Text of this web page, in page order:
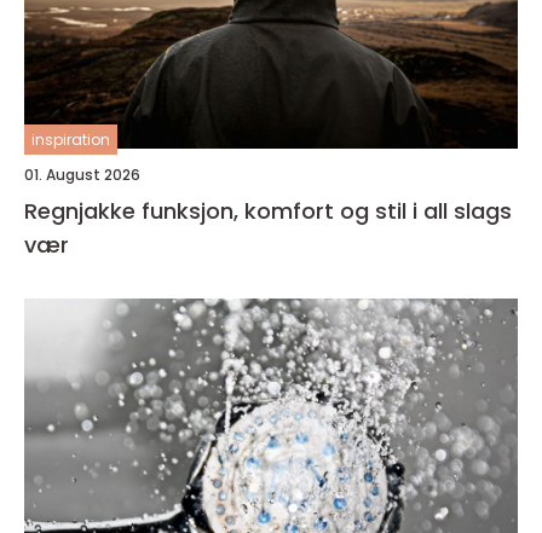
inspiration
01. August 2026
Regnjakke funksjon, komfort og stil i all slags
vær